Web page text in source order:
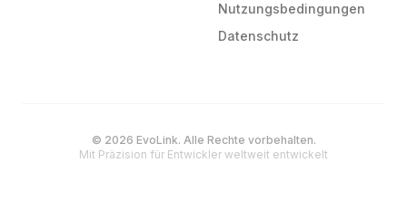
Nutzungsbedingungen
Datenschutz
© 2026 EvoLink. Alle Rechte vorbehalten.
Mit Präzision für Entwickler weltweit entwickelt